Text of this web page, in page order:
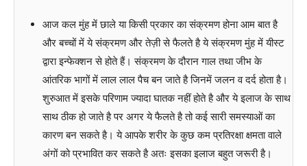
आज कल मुंह में छाले या किसी प्रकार का संक्रमण होना आम बात है
और बच्चों में ये संक्रमण और तेज़ी से फैलते है ये संक्रमण मुंह में यीस्ट
द्वारा इन्फेक्शन से होते हैं। संक्रमण के दौरान गाल तथा जीभ के
आंतरिक भागों में लाल लाल पैच बन जाते है जिनमें जलन व दर्द होता है।
शुरुआत में इसके परिणाम ज्यादा घातक नहीं होते है और ये इलाज के साथ
साथ ठीक हो जाते है पर अगर ये फैलते है तो कई सारी समस्याओं का
कारण बन सकते है। ये आपके शरीर के कुछ कम प्रतिरक्षा क्षमता वाले
अंगों को प्रभावित कर सकते है अतः इसका इलाज बहुत जरूरी है।